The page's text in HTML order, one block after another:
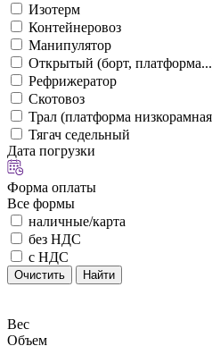
Изотерм
Контейнеровоз
Манипулятор
Открытый (борт,
Рефрижератор
Скотовоз
Трал (платформа
Тягач седельный
Дата погрузки
Форма оплаты
Все формы
наличные/карта
без НДС
с НДС
Очистить Найти
Вес
Объем